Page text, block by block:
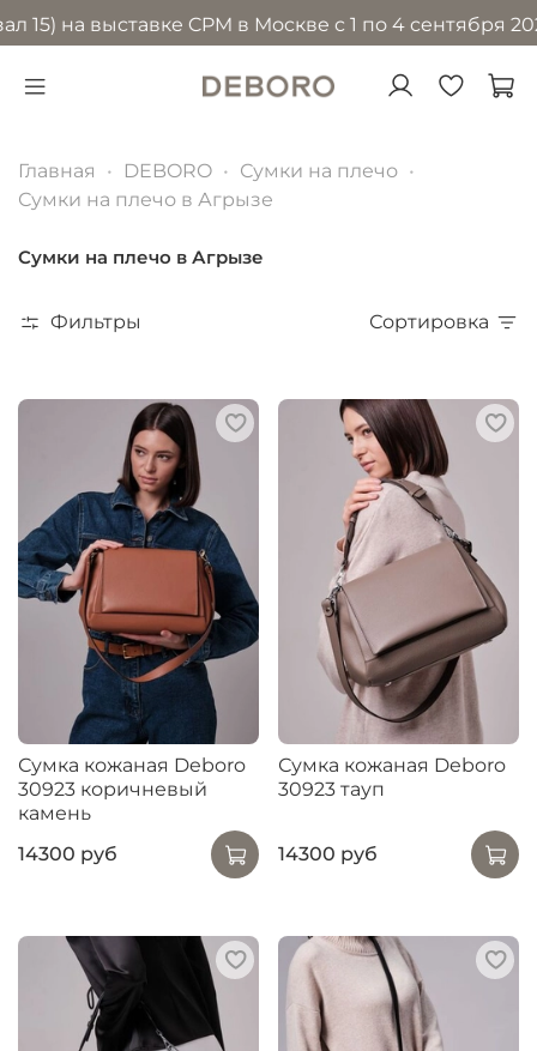
выставке CPM в Москве с 1 по 4 сентября 2026
Главная DEBORO
Сумки на плечо
Сумки на плечо в Агрызе
Сумки на плечо в Агрызе
Фильтры Сортировка
Сумка кожаная Deboro
30923 коричневый
камень
14300 руб
Сумка кожаная Deboro
30923 тауп
14300 руб